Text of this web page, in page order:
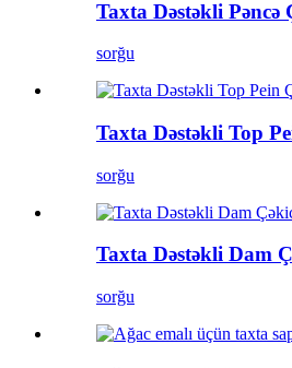
Taxta Dəstəkli Pəncə
sorğu
Taxta Dəstəkli Top
sorğu
Taxta Dəstəkli Dam
sorğu